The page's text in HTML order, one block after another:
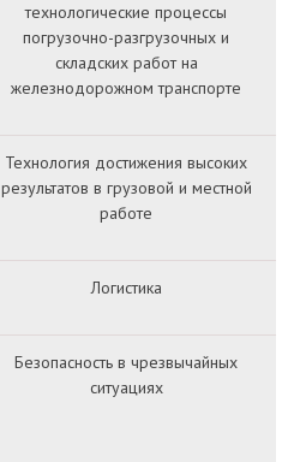
технологические процессы
погрузочно-разгрузочных и
складских работ на
железнодорожном транспорте
Технология достижения высоких
результатов в грузовой и местной
работе
Логистика
Безопасность в чрезвычайных
ситуациях